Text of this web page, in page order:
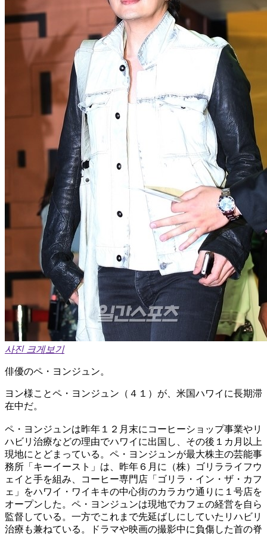
사진 크게보기
俳優のペ・ヨンジュン。
ヨン様ことペ・ヨンジュン（４１）が、米国ハワイに長期滞
在中だ。
ペ・ヨンジュンは昨年１２月末にコーヒーショップ事業やリ
ハビリ治療などの理由でハワイに出国し、その後１カ月以上
現地にとどまっている。ペ・ヨンジュンが最大株主の芸能事
務所「キーイースト」は、昨年６月に（株）ゴリラライフウ
ェイと手を組み、コーヒー専門店「ゴリラ・イン・ザ・カフ
ェ」をハワイ・ワイキキの中心街のカラカウ通りに１号店を
オープンした。ペ・ヨンジュンは現地でカフェの経営を自ら
監督している。一方でこれまで先延ばしにしていたリハビリ
治療も兼ねている。ドラマや映画の撮影中に負傷した首の脊